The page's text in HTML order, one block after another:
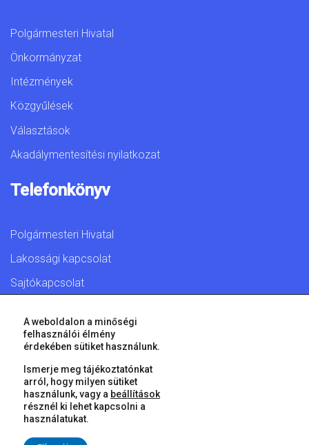
Polgármesteri Hivatal
Önkormányzat
Intézmények
Közgyűlések
Választások
Akadálymentesítési nyilatkozat
Telefonkönyv
Polgármesteri Hivatal
Lakossági kapcsolat
Sajtókapcsolat
© 2026 Győr Megyei Jogú Város • Minden jog fenntartva!
A weboldalon a minőségi
felhasználói élmény
érdekében sütiket használunk.
Ismerje meg tájékoztatónkat
arról, hogy milyen sütiket
használunk, vagy a beállítások
résznél ki lehet kapcsolni a
használatukat.